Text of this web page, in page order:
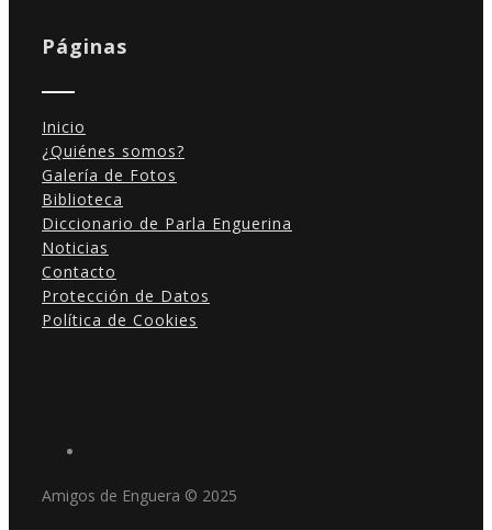
Páginas
Inicio
¿Quiénes somos?
Galería de Fotos
Biblioteca
Diccionario de Parla Enguerina
Noticias
Contacto
Protección de Datos
Política de Cookies
Amigos de Enguera © 2025